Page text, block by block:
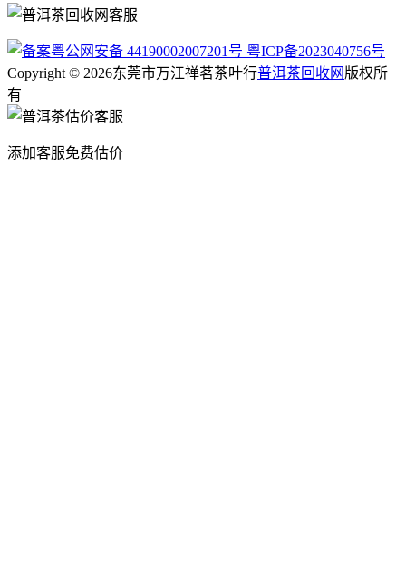
粤公网安备 44190002007201号 粤ICP备2023040756号
Copyright © 2026东莞市万江禅茗茶叶行普洱茶回收网 版权所
有
添加客服免费估价